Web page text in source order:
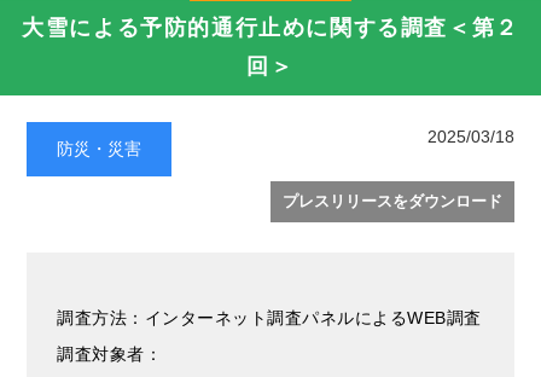
大雪による予防的通行止めに関する調査＜第２
回＞
防災・災害
2025/03/18
プレスリリースをダウンロード
調査方法：インターネット調査パネルによるWEB調査
調査対象者：